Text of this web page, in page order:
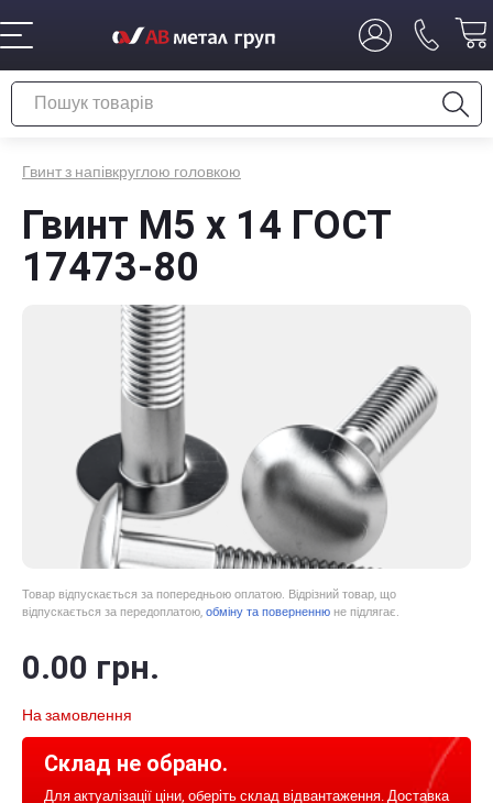
Гвинт з напівкруглою головкою
Гвинт М5 х 14 ГОСТ
17473-80
Товар відпускається за попередньою оплатою. Відрізний товар, що
відпускається за передоплатою, обміну та поверненню не підлягає.
0.00 грн.
На замовлення
Склад не обрано.
Для актуалізації ціни, оберіть склад відвантаження. Доставка